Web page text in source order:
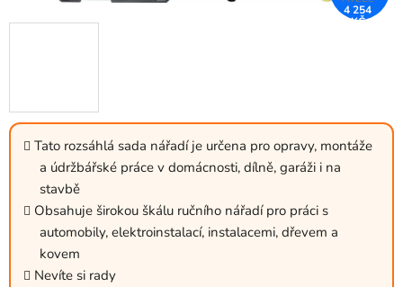
Tato rozsáhlá sada nářadí je určena pro opravy, montáže
a údržbářské práce v domácnosti, dílně, garáži i na
stavbě
Obsahuje širokou škálu ručního nářadí pro práci s
automobily, elektroinstalací, instalacemi, dřevem a
kovem
Nevíte si rady
4 254
KČ